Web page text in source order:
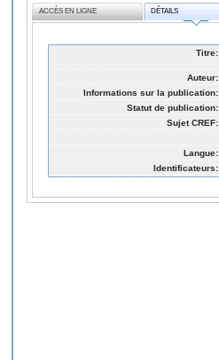
ACCÈS EN LIGNE DÉTAILS
Titre:
Auteur:
Informations sur la publication:
Statut de publication:
Sujet CREF:
Langue:
Identificateurs: